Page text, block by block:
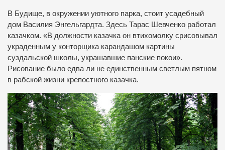
В Будище, в окружении уютного парка, стоит усадебный
дом Василия Энгельгардта. Здесь Тарас Шевченко работал
казачком. «В должности казачка он втихомолку срисовывал
украденным у конторщика карандашом картины
суздальской школы, украшавшие панские покои».
Рисование было едва ли не единственным светлым пятном
в рабской жизни крепостного казачка.